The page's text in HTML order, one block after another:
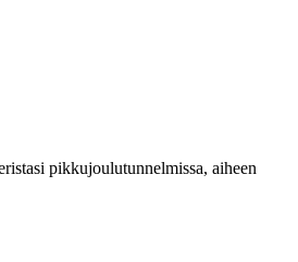
pikkujoulutunnelmissa, aiheen